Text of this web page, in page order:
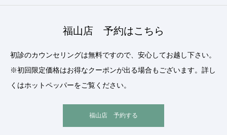
福山店 予約はこちら
初診のカウンセリングは無料ですので、安心してお越し下さい。
※初回限定価格はお得なクーポンが出る場合もございます。詳し
くはホットペッパーをご覧ください。
福山店 予約する